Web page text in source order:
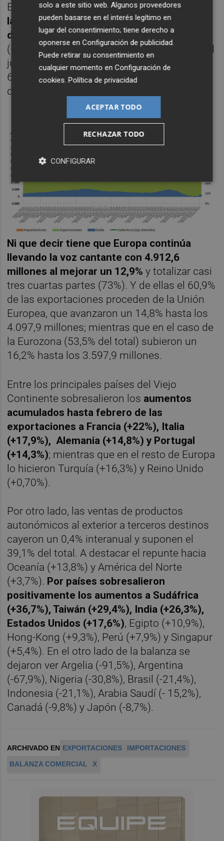
En cuanto a destinos,las exportaciones de
la Comunitat Valenciana crecieron en tres
de los cinco continentessiendo África
(-18,4%) con 337,8 millones y un 5% del total
junto a Asia (-4,3%) con 450,3 millones y un
6,7% los que presentaron números
descendentes.
Ni que decir tiene que Europa continúa
llevando la voz cantante con 4.912,6
millones al mejorar un 12,9% y totalizar casi
tres cuartas partes (73%). Y de ellas el 60,9%
de las exportaciones proceden de la Unión
Europea, que avanzaron un 14,8% hasta los
4.097,9 millones; mientras que en el caso de
la Eurozona (53,5% del total) subieron un
16,2% hasta los 3.597,9 millones.
Entre los principales países del Viejo
Continente sobresalieron los aumentos
acumulados hasta febrero de las
exportaciones a Francia (+22%), Italia
(+17,9%), Alemania (+14,8%) y Portugal
(+14,3%); mientras que en el resto de Europa
lo hicieron Turquía (+16,3%) y Reino Unido
(+0,70%).
Por otro lado, las ventas de productos
autonómicos al exterior a terceros destinos
cayeron un 0,4% interanual y suponen el
39,1% del total. A destacar el repunte hacia
Oceanía (+13,8%) y América del Norte
(+3,7%). Por países sobresalieron
positivamente los aumentos a Sudáfrica
(+36,7%), Taiwán (+29,4%), India (+26,3%),
Estados Unidos (+17,6%), Egipto (+10,9%),
Hong-Kong (+9,3%), Perú (+7,9%) y Singapur
(+5,4%). En el otro lado de la balanza se
dejaron ver Argelia (-91,5%), Argentina
(-67,9%), Nigeria (-30,8%), Brasil (-21,4%),
Indonesia (-21,1%), Arabia Saudí (- 15,2%),
Canadá (-9,8%) y Japón (-8,7%).
ARCHIVADO EN EXPORTACIONES
IMPORTACIONES
BALANZA COMERCIAL
X
solo a este sitio web. Algunos proveedores
pueden basarse en el interés legítimo en
lugar del consentimiento; tiene derecho a
oponerse enConfiguración de publicidad.
Puede retirar su consentimiento en
cualquier momento enConfiguración de
cookies.Política de privacidad
ACEPTAR TODO
RECHAZAR TODO
CONFIGURAR